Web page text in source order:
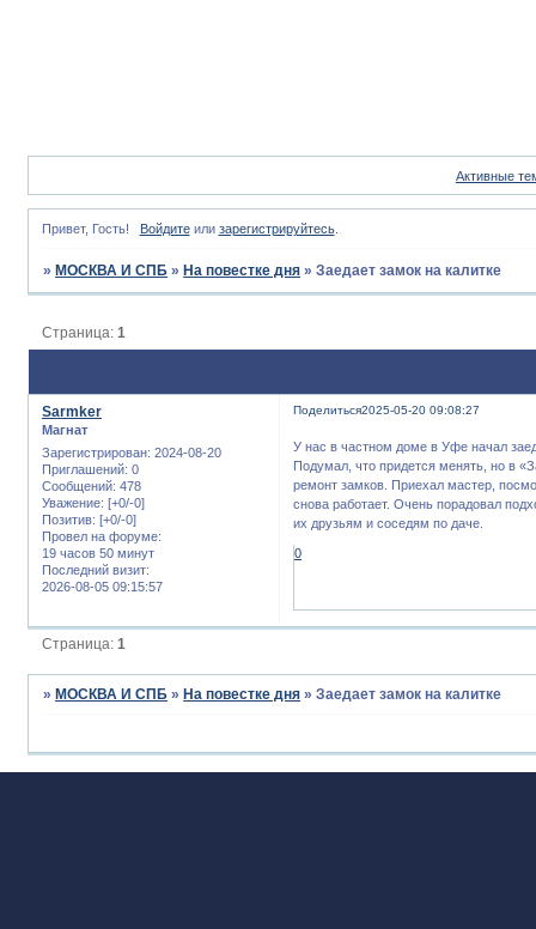
Активные
Привет, Гость! Войдитеили зарегистрируйтесь.
» МОСКВА И СПБ » На повестке дня »Заедает замок на калитке
Страница:1
Поделиться2025-05-20 09:08:27
Sarmker
Магнат
Зарегистрирован: 2024-08-20
Приглашений: 0
Сообщений: 478
Уважение: [+0/-0]
Позитив: [+0/-0]
Провел на форуме:
19 часов 50 минут
Последний визит:
2026-08-05 09:15:57
У нас в частном доме в Уфе начал
Подумал, что придется менять, но в
ремонт замков. Приехал мастер,
снова работает. Очень порадовал
их друзьям и соседям по даче.
0
Страница:1
» МОСКВА И СПБ » На повестке дня »Заедает замок на калитке